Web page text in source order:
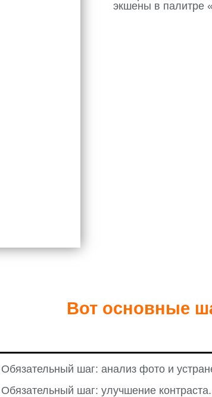
экшены в палитре
Вот основные
шаг: анализ фото и
шаг: улучшение контраста.